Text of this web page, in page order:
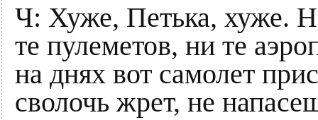
Ч: Хуже, Петька, хуже.
те пулеметов, ни те
на днях вот самолет
сволочь жрет, не